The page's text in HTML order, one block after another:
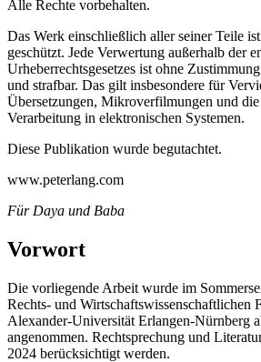
Alle Rechte vorbehalten.
Das Werk einschließlich aller seiner Teile
geschützt. Jede Verwertung außerhalb der
Urheberrechtsgesetzes ist ohne
und strafbar. Das gilt insbesondere für
Übersetzungen, Mikroverfilmungen und
Verarbeitung in elektronischen Systemen.
Diese Publikation wurde begutachtet.
www.peterlang.com
Für Daya und Baba
Vorwort
Die vorliegende Arbeit wurde im
Rechts- und Wirtschaftswissenschaftlichen
Alexander-Universität Erlangen-Nürnberg
angenommen. Rechtsprechung und
2024 berücksichtigt werden.